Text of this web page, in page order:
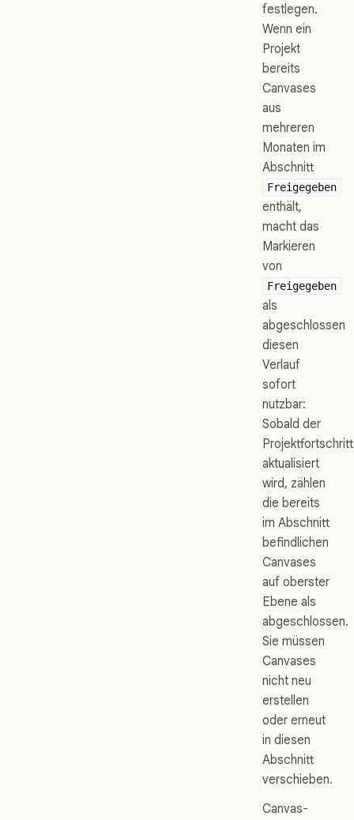
festlegen.
Wenn ein
Projekt
bereits
Canvases
aus
mehreren
Monaten im
Abschnitt
Freigegeben
enthält,
macht das
Markieren
von
Freigegeben
als
abgeschlossen
diesen
Verlauf
sofort
nutzbar:
Sobald der
Projektfortschritt
aktualisiert
wird, zählen
die bereits
im Abschnitt
befindlichen
Canvases
auf oberster
Ebene als
abgeschlossen.
Sie müssen
Canvases
nicht neu
erstellen
oder erneut
in diesen
Abschnitt
verschieben.
Canvas-